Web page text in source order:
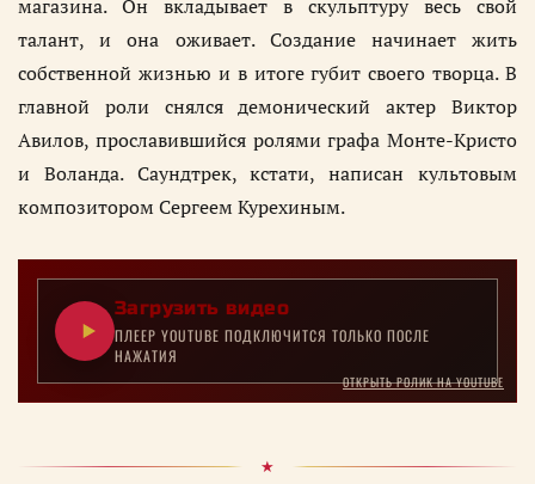
магазина. Он вкладывает в скульптуру весь свой
талант, и она оживает. Создание начинает жить
собственной жизнью и в итоге губит своего творца. В
главной роли снялся демонический актер Виктор
Авилов, прославившийся ролями графа Монте-Кристо
и Воланда. Саундтрек, кстати, написан культовым
композитором Сергеем Курехиным.
Загрузить видео
ПЛЕЕР YOUTUBE ПОДКЛЮЧИТСЯ ТОЛЬКО ПОСЛЕ
НАЖАТИЯ
ОТКРЫТЬ РОЛИК НА YOUTUBE